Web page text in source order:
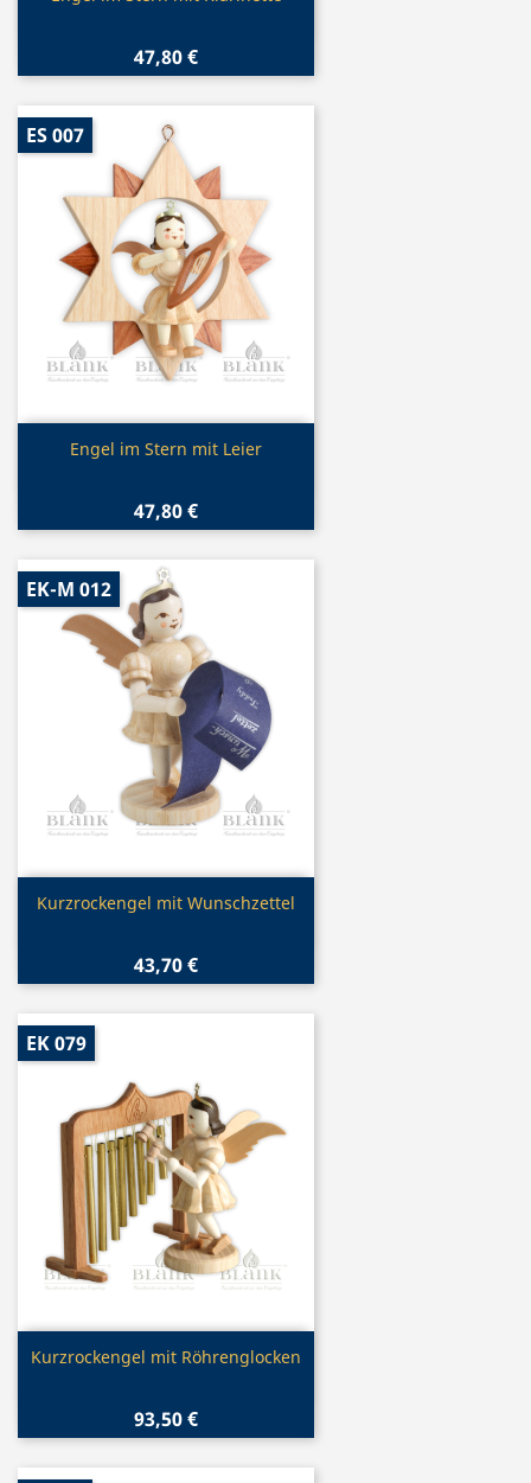
47,80 €
Vorschau
Engel im Stern mit Leier
47,80 €
ES 007
Vorschau
Kurzrockengel mit Wunschzettel
43,70 €
EK-M 012
Vorschau
Kurzrockengel mit Röhrenglocken
93,50 €
EK 079